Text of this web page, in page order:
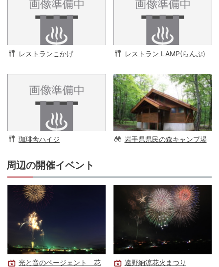
レストランこかげ レストラン LAMP(らんぷ)
珈琲舎ハイジ 岩手県県民の森キャンプ場
周辺の開催イベント
光と音のページェント 花
遠野納涼花火まつり